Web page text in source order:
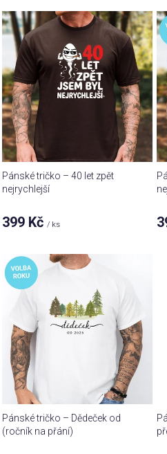
r
o
u
k
t
ů
V
ý
i
s
p
r
o
d
u
k
ů
Pánské tričko – 40 let zpět
nejrychlejší
399 Kč/ ks
Pánské tričko – Dědeček od
(ročník na přání)